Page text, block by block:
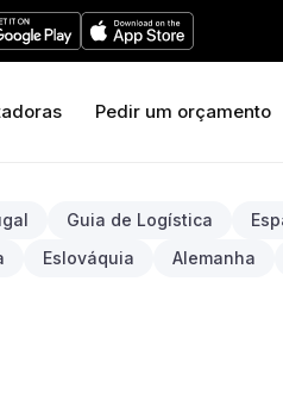
Pedir um orçamento
Guia de Logística
Eslováquia Alemanha